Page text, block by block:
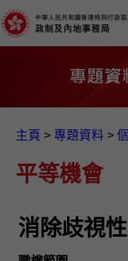
主頁 > 專題資料 >
平等機會
消除歧視